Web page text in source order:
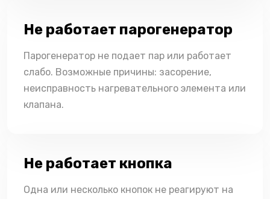
Не работает парогенератор
Парогенератор не подает пар или работает
слабо. Возможные причины: засорение,
неисправность нагревательного элемента или
клапана.
Не работает кнопка
Одна или несколько кнопок не реагируют на